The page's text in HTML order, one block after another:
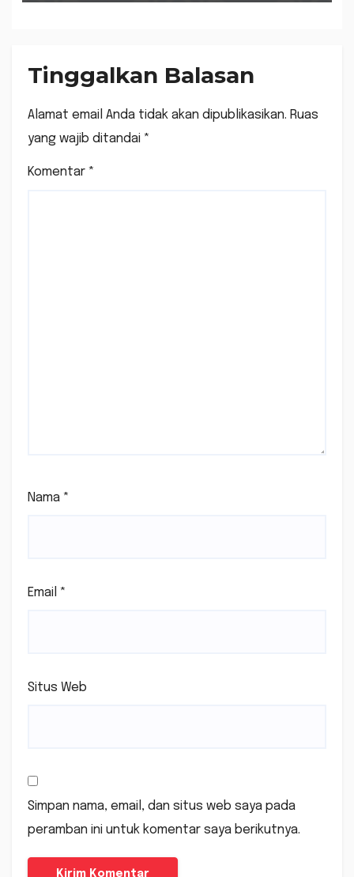
Tinggalkan Balasan
Alamat email Anda tidak akan dipublikasikan. Ruas
yang wajib ditandai *
Komentar *
Nama *
Email *
Situs Web
Simpan nama, email, dan situs web saya pada
peramban ini untuk komentar saya berikutnya.